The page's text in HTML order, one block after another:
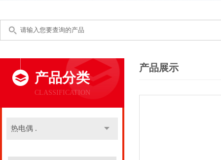
产品分类
CLASSIFICATION
热电偶 .
产品展示